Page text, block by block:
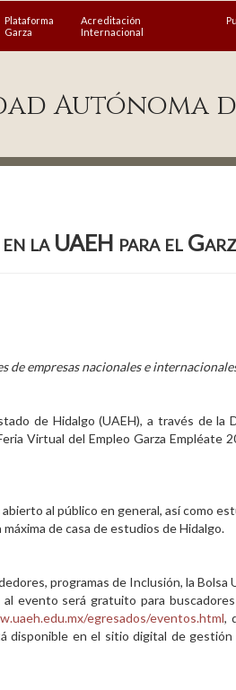
Plataforma
Garza
Acreditación
Internacional
Autónoma
la UAEH para el
de empresas nacionales e
de Hidalgo (UAEH), a través de la
Virtual del Empleo Garza Empléate
al público en general, así como
de casa de estudios de Hidalgo.
programas de Inclusión, la Bolsa
evento será gratuito para
egresados/eventos.html,
disponible en el sitio digital de